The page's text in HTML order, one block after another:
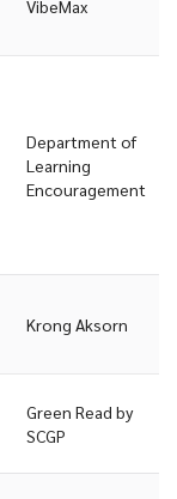
VibeMax
Department of
Learning
Encouragement
Krong Aksorn
Green Read by
SCGP